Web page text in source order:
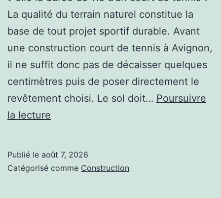
La qualité du terrain naturel constitue la
base de tout projet sportif durable. Avant
une construction court de tennis à Avignon,
il ne suffit donc pas de décaisser quelques
centimètres puis de poser directement le
revêtement choisi. Le sol doit… Poursuivre
la lecture
réaliser
une
Publié le août 7, 2026
Catégorisé comme Construction